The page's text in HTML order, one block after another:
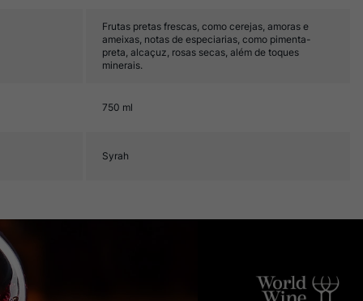
Frutas pretas frescas, como cerejas, amoras e
ameixas, notas de especiarias, como pimenta-
preta, alcaçuz, rosas secas, além de toques
minerais.
750 ml
Syrah